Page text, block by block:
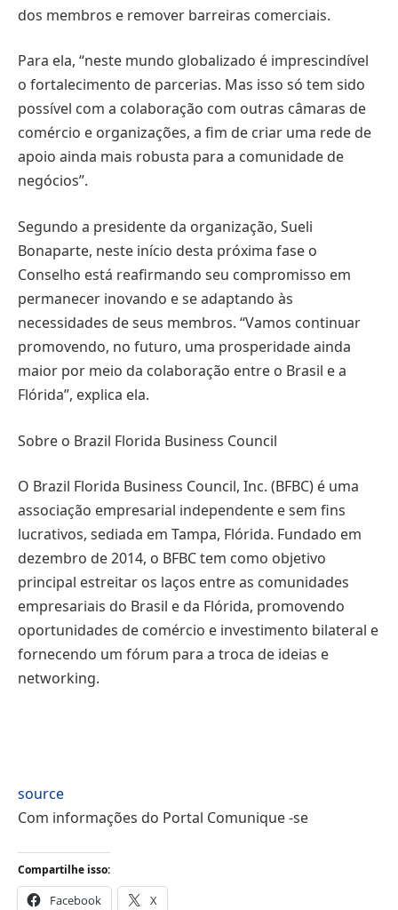
dos membros e remover barreiras comerciais.
Para ela, “neste mundo globalizado é imprescindível
o fortalecimento de parcerias. Mas isso só tem sido
possível com a colaboração com outras câmaras de
comércio e organizações, a fim de criar uma rede de
apoio ainda mais robusta para a comunidade de
negócios”.
Segundo a presidente da organização, Sueli
Bonaparte, neste início desta próxima fase o
Conselho está reafirmando seu compromisso em
permanecer inovando e se adaptando às
necessidades de seus membros. “Vamos continuar
promovendo, no futuro, uma prosperidade ainda
maior por meio da colaboração entre o Brasil e a
Flórida”, explica ela.
Sobre o Brazil Florida Business Council
O Brazil Florida Business Council, Inc. (BFBC) é uma
associação empresarial independente e sem fins
lucrativos, sediada em Tampa, Flórida. Fundado em
dezembro de 2014, o BFBC tem como objetivo
principal estreitar os laços entre as comunidades
empresariais do Brasil e da Flórida, promovendo
oportunidades de comércio e investimento bilateral e
fornecendo um fórum para a troca de ideias e
networking.
source
Com informações do Portal Comunique -se
Compartilhe isso:
Facebook X